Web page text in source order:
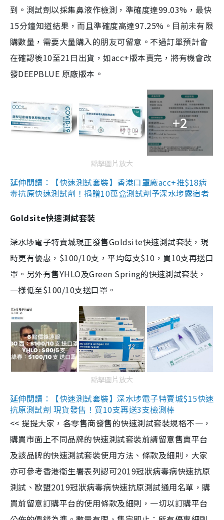
到。測試劑以採集鼻液作檢測，準確度達99.03%，最快
15分鐘知道結果，而且準確度高達97.25%。目前未有限
購數量，需要大量購入的朋友可留意。不過訂單預計會
在確認後10至21日出貨，如acc+版本賣完，將有機會改
發DEEPBLUE 原廠版本。
+2
點擊圖片放大
延伸閱讀：【快速測試套裝】香港口罩廠acc+推$18病
毒抗原快速測試劑！捐贈10萬盒測試劑予深水埗露宿者
Goldsite快速測試套裝
深水埗電子特賣城現正發售Goldsite快速測試套裝，現
時更有優惠，$100/10支，平均每支$10，買10支再送口
罩。另外有售YHLO及Green Spring的快速測試套裝，
一樣低至$100/10支送口罩。
點擊圖片放大
延伸閱讀：【快速測試套裝】深水埗電子特賣城$15快速
抗原測試劑 現貨發售！買10支再送3支檢測棒
<< 提提大家，各零售商發售的快速測試套裝規格不一，
購買市面上不同品牌的快速測試套裝前請留意售賣平台
及該品牌的快速測試套裝使用方法、條款及細則，大家
亦可參考香港衞生署表列認可2019冠狀病毒病快速抗原
測試、歐盟2019冠狀病毒病快速抗原測試通用名單，購
買前留意訂購平台的使用條款及細則，一切以訂購平台